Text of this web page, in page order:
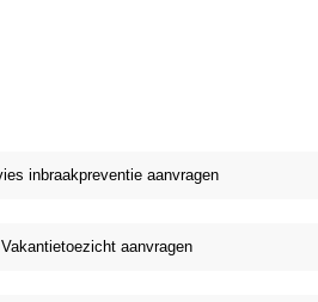
inbraakpreventie aanvragen
Vakantietoezicht aanvragen